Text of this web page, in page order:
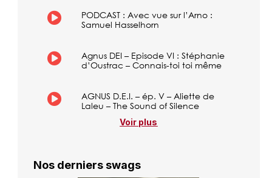
PODCAST : Avec vue sur l’Arno :
Samuel Hasselhorn
Agnus DEI – Episode VI : Stéphanie
d’Oustrac – Connais-toi toi même
AGNUS D.E.I. – ép. V – Aliette de
Laleu – The Sound of Silence
Voir plus
Nos derniers swags